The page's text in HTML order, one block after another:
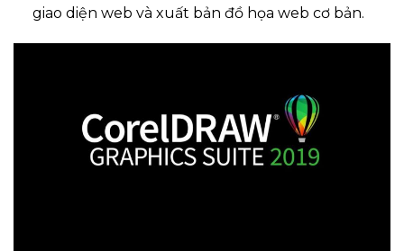
giao diện web và xuất bản đồ họa web cơ bản.